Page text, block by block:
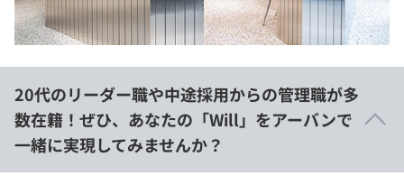
20代のリーダー職や中途採用からの管理職が多
数在籍！ぜひ、あなたの「Will」をアーバンで
一緒に実現してみませんか？